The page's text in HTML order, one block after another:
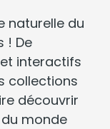
naturelle du
! De
interactifs
collections
découvrir
monde